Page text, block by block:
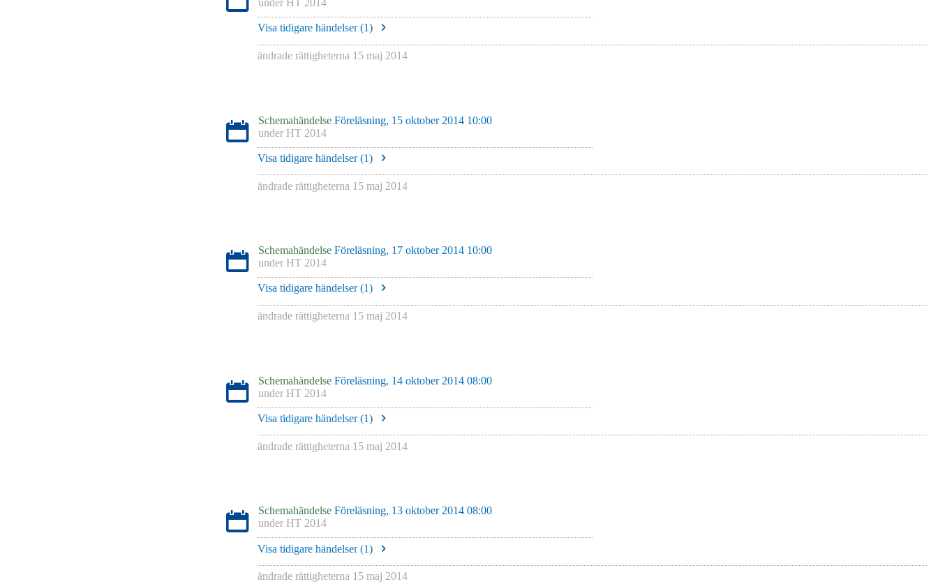
under HT 2014
Visa tidigare händelser (1)
ändrade rättigheterna 15 maj 2014
Schemahändelse Föreläsning, 15 oktober 2014 10:00
under HT 2014
Visa tidigare händelser (1)
ändrade rättigheterna 15 maj 2014
Schemahändelse Föreläsning, 17 oktober 2014 10:00
under HT 2014
Visa tidigare händelser (1)
ändrade rättigheterna 15 maj 2014
Schemahändelse Föreläsning, 14 oktober 2014 08:00
under HT 2014
Visa tidigare händelser (1)
ändrade rättigheterna 15 maj 2014
Schemahändelse Föreläsning, 13 oktober 2014 08:00
under HT 2014
Visa tidigare händelser (1)
ändrade rättigheterna 15 maj 2014